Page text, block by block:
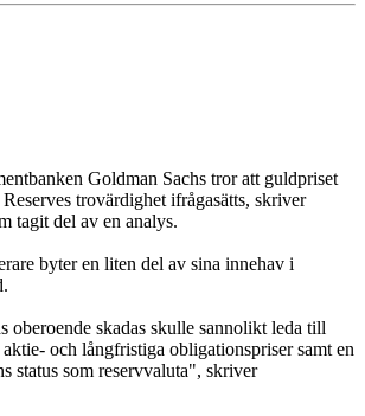
Goldman Sachs tror att guldpriset
trovärdighet ifrågasätts, skriver
tagit del av en analys.
byter en liten del av sina innehav i
oberoende skadas skulle sannolikt leda till
och långfristiga obligationspriser samt en
status som reservvaluta", skriver